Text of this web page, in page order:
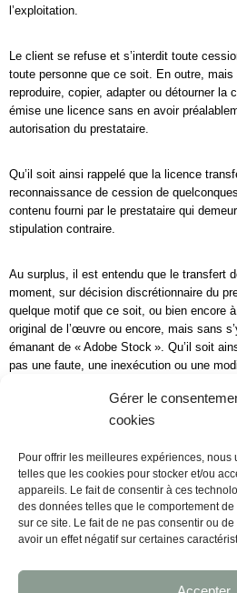
Gérer le
cookies
Pour offrir les meilleures expériences,
telles que les cookies pour stocker et/ou
appareils. Le fait de consentir à ces
des données telles que le comportement
sur ce site. Le fait de ne pas consentir ou
avoir un effet négatif sur certaines
l’exploitation.
Le client se refuse et s’interdit toute
toute personne que ce soit. En outre, mais
reproduire, copier, adapter ou détourner la
émise une licence sans en avoir
autorisation du prestataire.
Qu’il soit ainsi rappelé que la licence
reconnaissance de cession de
contenu fourni par le prestataire qui
stipulation contraire.
Au surplus, il est entendu que le transfert
moment, sur décision discrétionnaire du
quelque motif que ce soit, ou bien encore
original de l’œuvre ou encore, mais sans
émanant de « Adobe Stock ». Qu’il soit
pas une faute, une inexécution ou une
Le prestataire fera alors ses meilleurs
proposera au client une nouvelle création
subissant un retrait de la licence